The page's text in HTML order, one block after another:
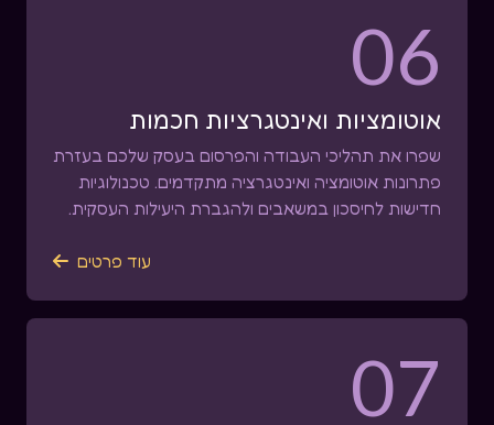
06
אוטומציות ואינטגרציות חכמות
שפרו את תהליכי העבודה והפרסום בעסק שלכם בעזרת
פתרונות אוטומציה ואינטגרציה מתקדמים. טכנולוגיות
חדישות לחיסכון במשאבים ולהגברת היעילות העסקית.
עוד פרטים 
07